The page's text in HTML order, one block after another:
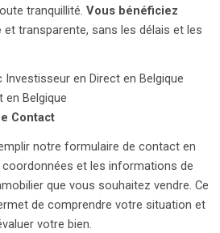
tranquillité. Vous bénéficiez
et transparente, sans les délais et les
en Direct en Belgique
en Belgique
Contact
notre formulaire de contact en
coordonnées et les informations de
que vous souhaitez vendre. Ce
de comprendre votre situation et
votre bien.